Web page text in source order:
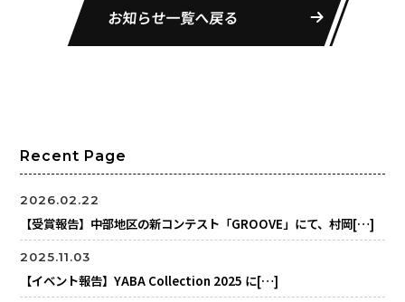
お知らせ一覧へ戻る
Recent Page
2026.02.22
【受賞報告】中部地区の新コンテスト「GROOVE」にて、村岡[…]
2025.11.03
【イベント報告】YABA Collection 2025 に[…]